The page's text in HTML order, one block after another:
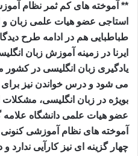
** آموخته های کم ثمر نظام
استاجی عضو هیات علمی زبان و
طباطبایی هم در ادامه طرح
ایرنا در زمینه آموزش زبان
یادگیری زبان انگلیسی در کشور
می شود و درس خواندن نیز
بویژه در زبان انگلیسی،
عضو هیات علمی دانشگاه
آموخته های نظام آموزشی
چهار گزینه ای نیز کارآیی ندارد